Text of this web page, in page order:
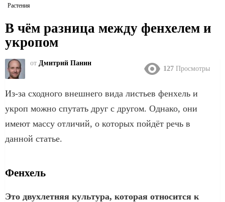
Растения
В чём разница между фенхелем и
укропом
от Дмитрий Панин
127 Просмотры
Из-за сходного внешнего вида листьев фенхель и
укроп можно спутать друг с другом. Однако, они
имеют массу отличий, о которых пойдёт речь в
данной статье.
Фенхель
Это двухлетняя культура, которая относится к